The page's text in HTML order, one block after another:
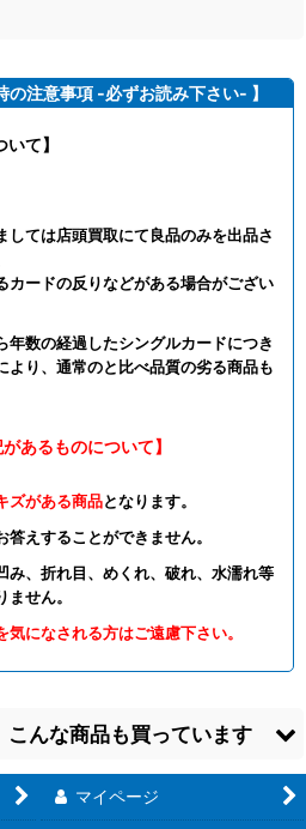
の注意事項 -必ずお読み下さい- 】
て】
しては店頭買取にて良品のみを出品さ
カードの反りなどがある場合がござい
年数の経過したシングルカードにつき
より、通常のと比べ品質の劣る商品も
あるものについて】
ズがある商品となります。
えすることができません。
み、折れ目、めくれ、破れ、水濡れ等
せん。
になされる方はご遠慮下さい。
こんな商品も買っています
マイページ